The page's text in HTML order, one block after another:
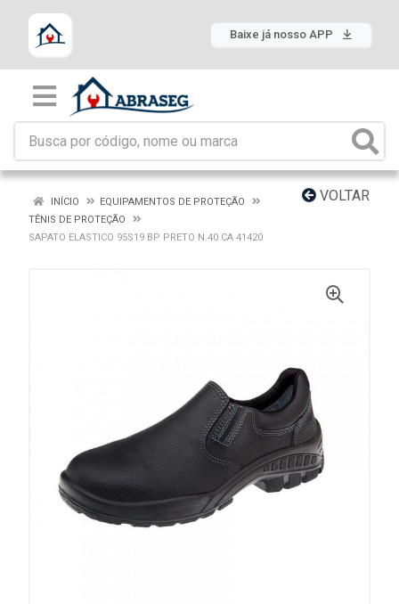
Baixe já nosso APP
VOLTAR
INÍCIO
EQUIPAMENTOS DE PROTEÇÃO
TÊNIS DE PROTEÇÃO
SAPATO ELASTICO 95S19 BP PRETO N.40 CA 41420